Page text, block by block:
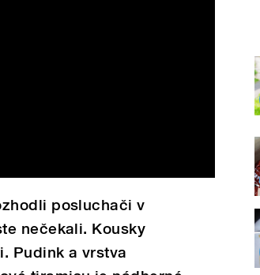
posluchači v
nečekali. Kousky
Pudink a vrstva